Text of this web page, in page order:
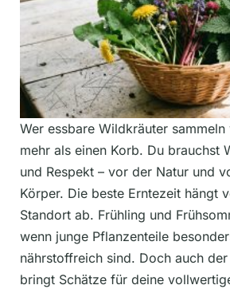
Wer essbare Wildkräuter
mehr als einen Korb. Du brauchst
und Respekt – vor der Natur und
Körper. Die beste Erntezeit hängt
Standort ab. Frühling und
wenn junge Pflanzenteile
nährstoffreich sind. Doch auch
bringt Schätze für deine